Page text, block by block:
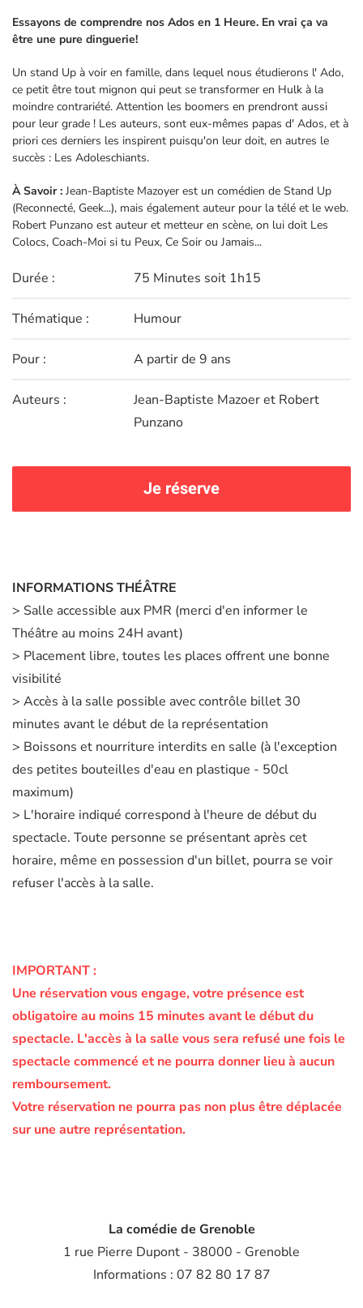
Essayons de comprendre nos Ados en 1 Heure. En vrai ça va
être une pure dinguerie!
Un stand Up à voir en famille, dans lequel nous étudierons l' Ado,
ce petit être tout mignon qui peut se transformer en Hulk à la
moindre contrariété. Attention les boomers en prendront aussi
pour leur grade ! Les auteurs, sont eux-mêmes papas d' Ados, et à
priori ces derniers les inspirent puisqu'on leur doit, en autres le
succès : Les Adoleschiants.
À Savoir : Jean-Baptiste Mazoyer est un comédien de Stand Up
(Reconnecté, Geek...), mais également auteur pour la télé et le web.
Robert Punzano est auteur et metteur en scène, on lui doit Les
Colocs, Coach-Moi si tu Peux, Ce Soir ou Jamais...
Durée : 75 Minutes soit 1h15
Thématique : Humour
Pour : A partir de 9 ans
Auteurs :
Jean-Baptiste Mazoer et Robert
Punzano
Je réserve
INFORMATIONS THÉÂTRE
> Salle accessible aux PMR (merci d'en informer le
Théâtre au moins 24H avant)
> Placement libre, toutes les places offrent une bonne
visibilité
> Accès à la salle possible avec contrôle billet 30
minutes avant le début de la représentation
> Boissons et nourriture interdits en salle (à l'exception
des petites bouteilles d'eau en plastique - 50cl
maximum)
> L'horaire indiqué correspond à l'heure de début du
spectacle. Toute personne se présentant après cet
horaire, même en possession d'un billet, pourra se voir
refuser l'accès à la salle.
IMPORTANT :
Une réservation vous engage, votre présence est
obligatoire au moins 15 minutes avant le début du
spectacle. L'accès à la salle vous sera refusé une fois le
spectacle commencé et ne pourra donner lieu à aucun
remboursement.
Votre réservation ne pourra pas non plus être déplacée
sur une autre représentation.
La comédie de Grenoble
1 rue Pierre Dupont - 38000 - Grenoble
Informations : 07 82 80 17 87